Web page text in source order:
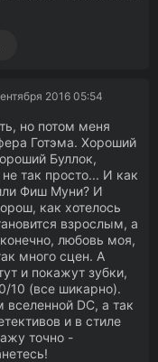
2016 05:54
но потом меня
Готэма. Хороший
Буллок,
так просто... И как
Фиш Муни? И
как хотелось
взрослым, а
любовь моя,
много сцен. А
и покажут зубки,
10 (все шикарно).
DC, а так
и в стиле
точно -